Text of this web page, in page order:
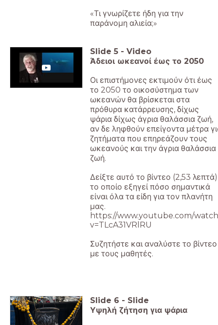
«Τι γνωρίζετε ήδη για την
παράνομη αλιεία;»
Slide 5 - Video
Άδειοι ωκεανοί έως το 2050
Οι επιστήμονες εκτιμούν ότι έως
το 2050 το οικοσύστημα των
ωκεανών θα βρίσκεται στα
πρόθυρα κατάρρευσης, δίχως
ψάρια δίχως άγρια θαλάσσια ζωή,
αν δε ληφθούν επείγοντα μέτρα
ζητήματα που επηρεάζουν τους
ωκεανούς και την άγρια θαλάσσια
ζωή.
Δείξτε αυτό το βίντεο (2,53
το οποίο εξηγεί πόσο σημαντικά
είναι όλα τα είδη για τον πλανήτη
μας.
https://www.youtube.com/
v=TLcA31VRlRU
Συζητήστε και αναλύστε το βίντεο
με τους μαθητές.
Slide 6 - Slide
Υψηλή ζήτηση για ψάρια